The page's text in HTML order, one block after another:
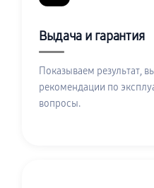
Выдача и гарантия
Показываем результат,
рекомендации по
вопросы.